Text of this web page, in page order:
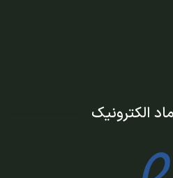
الکترونیک